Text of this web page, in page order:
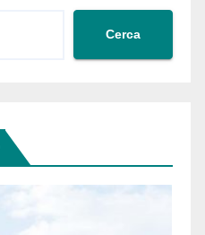
Cerca